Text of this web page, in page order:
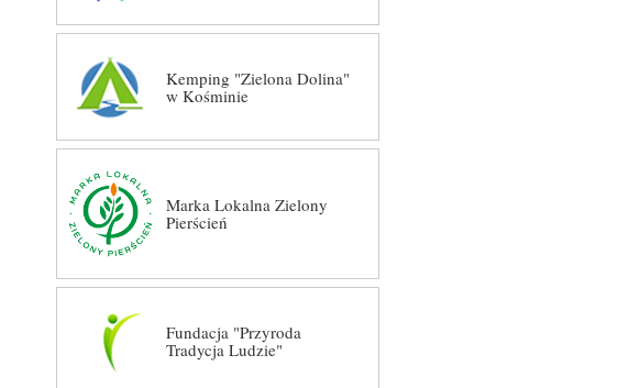
Kemping "Zielona Dolina"
w Kośminie
Marka Lokalna Zielony
Pierścień
Fundacja "Przyroda
Tradycja Ludzie"